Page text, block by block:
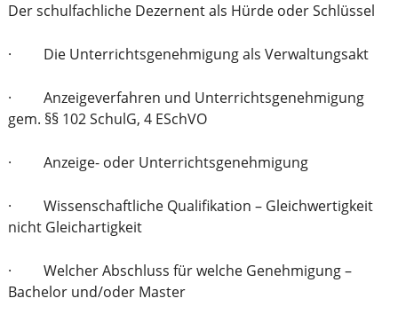
Der schulfachliche Dezernent als Hürde oder Schlüssel
· Die Unterrichtsgenehmigung als Verwaltungsakt
· Anzeigeverfahren und Unterrichtsgenehmigung
gem. §§ 102 SchulG, 4 ESchVO
· Anzeige- oder Unterrichtsgenehmigung
· Wissenschaftliche Qualifikation – Gleichwertigkeit
nicht Gleichartigkeit
· Welcher Abschluss für welche Genehmigung –
Bachelor und/oder Master